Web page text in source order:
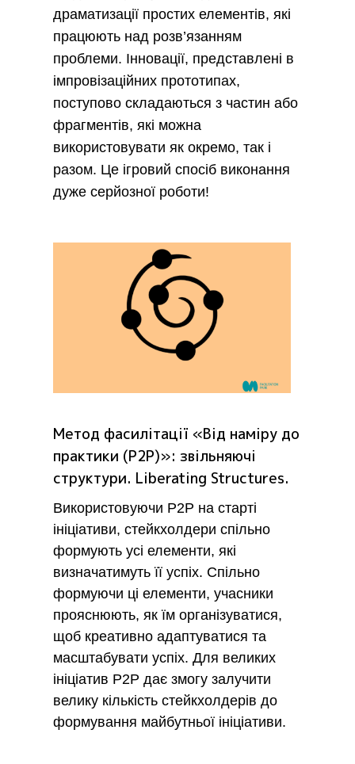
драматизації простих елементів, які
працюють над розв’язанням
проблеми. Інновації, представлені в
імпровізаційних прототипах,
поступово складаються з частин або
фрагментів, які можна
використовувати як окремо, так і
разом. Це ігровий спосіб виконання
дуже серйозної роботи!
Метод фасилітації «Від наміру до
практики (P2P)»: звільняючі
структури. Liberating Structures.
Використовуючи P2P на старті
ініціативи, стейкхолдери спільно
формують усі елементи, які
визначатимуть її успіх. Спільно
формуючи ці елементи, учасники
прояснюють, як їм організуватися,
щоб креативно адаптуватися та
масштабувати успіх. Для великих
ініціатив P2P дає змогу залучити
велику кількість стейкхолдерів до
формування майбутньої ініціативи.